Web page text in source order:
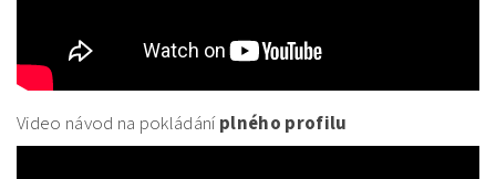
Video návod na pokládáníplného profilu